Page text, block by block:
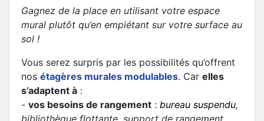
Gagnez de la place en utilisant votre espace
mural plutôt qu’en empiétant sur votre surface au
sol !
Vous serez surpris par les possibilités qu’offrent
nos étagères murales modulables. Car elles
s’adaptent à :
- vos besoins de rangement : bureau suspendu,
bibliothèque flottante, support de rangement